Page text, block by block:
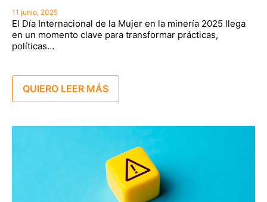
11 junio, 2025
El Día Internacional de la Mujer en la minería 2025 llega
en un momento clave para transformar prácticas,
políticas…
QUIERO LEER MÁS